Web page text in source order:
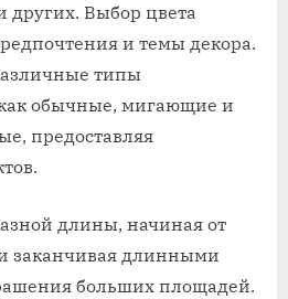
других. Выбор цвета
и темы декора.
типы
как обычные, мигающие и
предоставляя
длины, начиная от
заканчивая длинными
больших площадей.